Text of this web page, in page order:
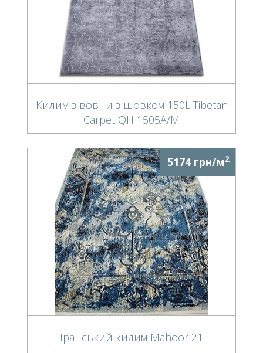
Килим з вовни з шовком 150L Tibetan
Carpet QH 1505A/M
5174 грн/м2
Іранський килим Mahoor 21